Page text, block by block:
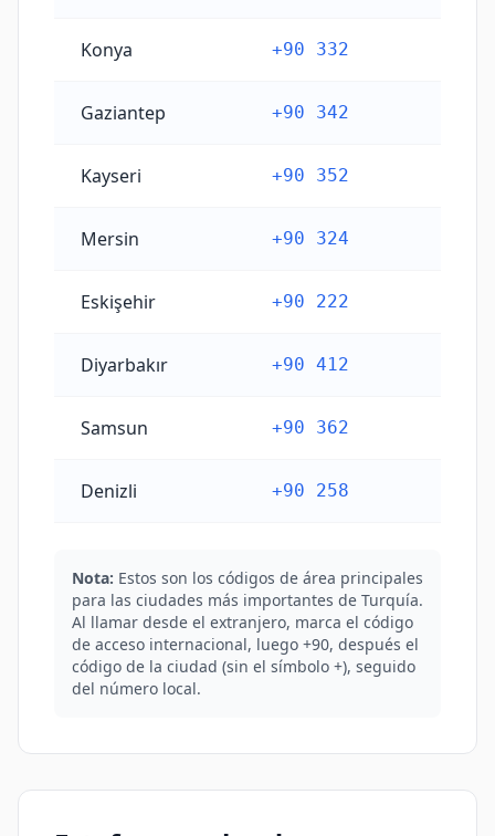
Konya +90 332
Gaziantep +90 342
Kayseri +90 352
Mersin +90 324
Eskişehir +90 222
Diyarbakır +90 412
Samsun +90 362
Denizli +90 258
Nota: Estos son los códigos de área principales
para las ciudades más importantes de Turquía.
Al llamar desde el extranjero, marca el código
de acceso internacional, luego +90, después el
código de la ciudad (sin el símbolo +), seguido
del número local.